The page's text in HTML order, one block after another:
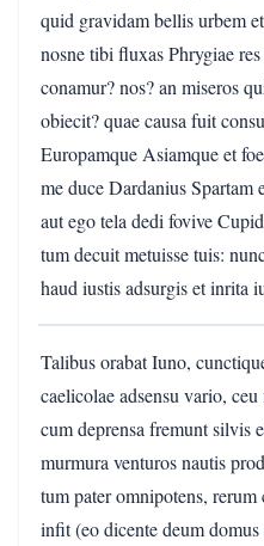
quid gravidam bellis urbem
nosne tibi fluxas Phrygiae
conamur? nos? an miseros
obiecit? quae causa fuit
Europamque Asiamque et
me duce Dardanius Spartam
aut ego tela dedi fovive
tum decuit metuisse tuis:
haud iustis adsurgis et inrita
Talibus orabat Iuno,
caelicolae adsensu vario,
cum deprensa fremunt silvis
murmura venturos nautis
tum pater omnipotens, rerum
infit (eo dicente deum domus